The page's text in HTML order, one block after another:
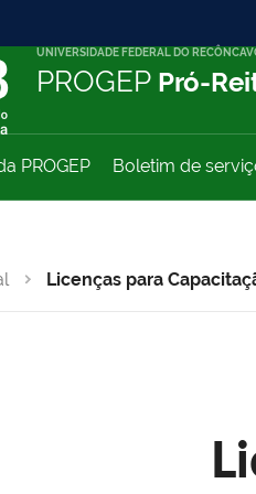
UNIVERSIDADE FEDERAL DO
PROGEP Pró-
PROGEP Boletim de
Licenças para